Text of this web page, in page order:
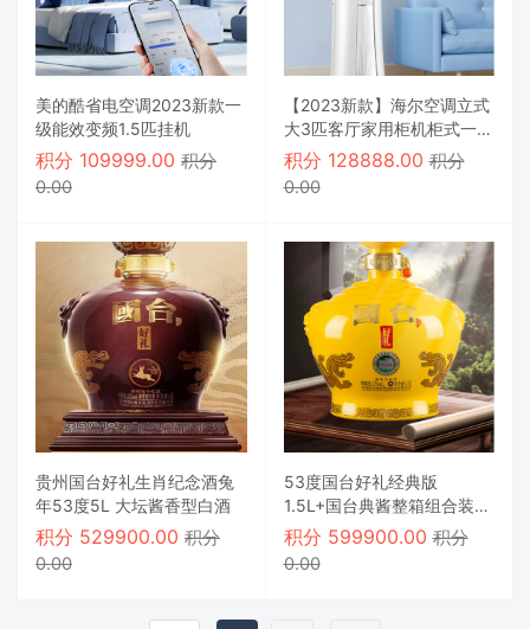
美的酷省电空调2023新款一
级能效变频1.5匹挂机
积分 109999.00 积分
0.00
【2023新款】海尔空调立式
大3匹客厅家用柜机柜式一级
能效
积分 128888.00积分
0.00
贵州国台好礼生肖纪念酒兔
年53度5L 大坛酱香型白酒
积分 529900.00 积分
0.00
53度国台好礼经典版
1.5L+国台典酱整箱组合装
白酒500ml*6
积分 599900.00积分
0.00